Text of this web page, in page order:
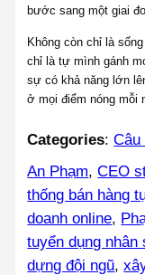
bước sang một giai
Không còn chỉ là
chỉ là tự mình gánh
sự có khả năng lớn
ở mọi điểm nóng mỗi
Categories:Câu
An Phạm, CEO
thống bán hàng
doanh online,
tuyển dụng nhân
dựng đội ngũ,